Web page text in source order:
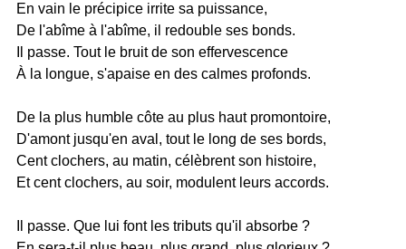
En vain le précipice irrite sa puissance,
De l'abîme à l'abîme, il redouble ses bonds.
Il passe. Tout le bruit de son effervescence
À la longue, s'apaise en des calmes profonds.
De la plus humble côte au plus haut promontoire,
D'amont jusqu'en aval, tout le long de ses bords,
Cent clochers, au matin, célèbrent son histoire,
Et cent clochers, au soir, modulent leurs accords.
Il passe. Que lui font les tributs qu'il absorbe ?